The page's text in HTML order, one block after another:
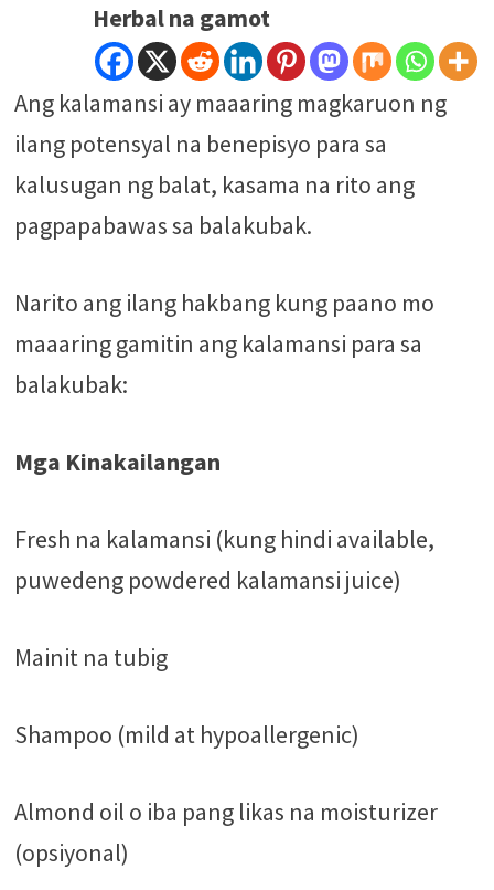
Herbal na gamot
Ang kalamansi ay maaaring magkaruon ng
ilang potensyal na benepisyo para sa
kalusugan ng balat, kasama na rito ang
pagpapabawas sa balakubak.
Narito ang ilang hakbang kung paano mo
maaaring gamitin ang kalamansi para sa
balakubak:
Mga Kinakailangan
Fresh na kalamansi (kung hindi available,
puwedeng powdered kalamansi juice)
Mainit na tubig
Shampoo (mild at hypoallergenic)
Almond oil o iba pang likas na moisturizer
(opsiyonal)